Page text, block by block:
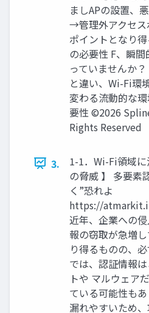
ましAPの設置、
→管理外アクセス
ポイントとなり
の必要性 F、瞬
っていませんか
と違い、Wi-Fi環
変わる流動的な
要性 ©2026
Rights Reserved
3.
1-1．Wi-Fi領域
の脅威 】 多要素
く”恐れよ
https://
近年、企業への
報の窃取が急増
り得るものの、
では、認証情報
トや マルウェア
ている可能性も
漏れやすいため